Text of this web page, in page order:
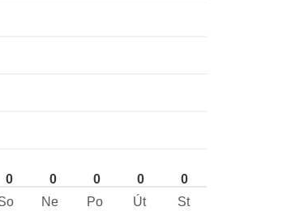
0 0 0 0 0
Ne Po Út St